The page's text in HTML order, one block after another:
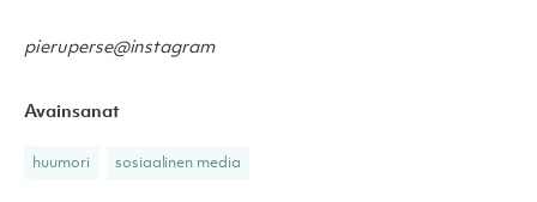
pieruperse@instagram
Avainsanat
huumori sosiaalinen media